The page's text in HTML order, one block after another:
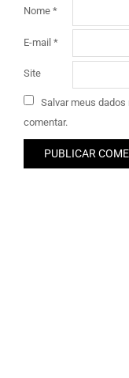
Nome *
E-mail *
Site
Salvar meus dados
comentar.